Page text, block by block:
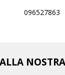
096527863